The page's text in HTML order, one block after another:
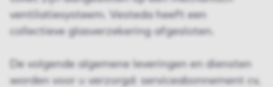
ventilatiesysteem. Vesteda heeft een
collectieve glasverzekering afgesloten.
De volgende algemene leveringen en diensten
worden voor u verzorgd: serviceabonnement cv,